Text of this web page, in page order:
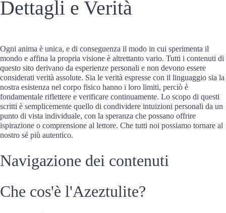
Dettagli e Verità
Ogni anima è unica, e di conseguenza il modo in cui sperimenta il
mondo e affina la propria visione è altrettanto vario. Tutti i contenuti di
questo sito derivano da esperienze personali e non devono essere
considerati verità assolute. Sia le verità espresse con il linguaggio sia la
nostra esistenza nel corpo fisico hanno i loro limiti, perciò è
fondamentale riflettere e verificare continuamente. Lo scopo di questi
scritti è semplicemente quello di condividere intuizioni personali da un
punto di vista individuale, con la speranza che possano offrire
ispirazione o comprensione al lettore. Che tutti noi possiamo tornare al
nostro sé più autentico.
Navigazione dei contenuti
Che cos'è l'Azeztulite?